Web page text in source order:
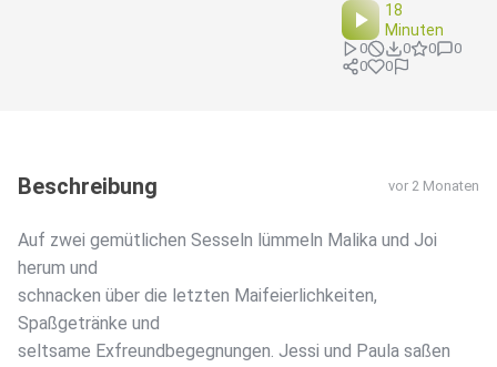
18
Minuten
0 0 0
0
0
0
Beschreibung vor 2 Monaten
Auf zwei gemütlichen Sesseln lümmeln Malika und Joi
herum und
schnacken über die letzten Maifeierlichkeiten,
Spaßgetränke und
seltsame Exfreundbegegnungen. Jessi und Paula saßen